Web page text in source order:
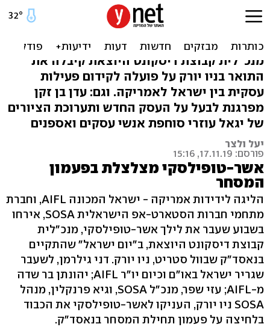
מדיסקונט לוול סטריט: אות
כבוד לאשר-טופילסקי
מנכ"לית קבוצת דיסקונט היוצאת קיבלה את
התואר בניו יורק על פועלה לקידום פעילות
עסקית בין ישראל לאמריקה. וגם: עדן בן זקן
מפרגנת לבעל על העסק החדש ותערוכת הציורים
של יגאל עוזרי סוחפת אנשי עסקים ואספנים
יעל ולצר
פורסם: 17.11.19, 15:16
אשר-טופילסקי מצלצלת בפעמון
המסחר
הליגה לידידות אמריקה - ישראל המכונה AIFL, וחברת
מתחמי חברות הסטארט-אפ הישראלית SOSA, אירחו
בשבוע שעבר את לילך אשר-טופילסקי, מנכ"לית
קבוצת דיסקונט היוצאת, ב"יום ישראל" שהתקיים
בנאסד"ק שבוול סטריט, ניו יורק. דני גילרמן, לשעבר
שגריר ישראל באו"ם וכיום יו"ר AIFL; יהונתן בר שדה
מ-AIFL; עזי שפר, מנכ"ל SOSA, וגיא פרנקלין, מנהל
SOSA ניו יורק, העניקו לאשר-טופילסקי את הכבוד
בלחיצה על פעמון תחילת המסחר בנאסד"ק.